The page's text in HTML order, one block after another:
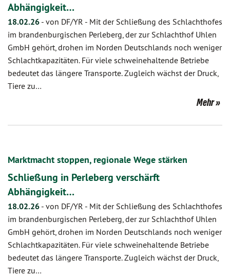
Abhängigkeit…
18.02.26 - von DF/YR - Mit der Schließung des Schlachthofes
im brandenburgischen Perleberg, der zur Schlachthof Uhlen
GmbH gehört, drohen im Norden Deutschlands noch weniger
Schlachtkapazitäten. Für viele schweinehaltende Betriebe
bedeutet das längere Transporte. Zugleich wächst der Druck,
Tiere zu…
Mehr
Marktmacht stoppen, regionale Wege stärken
Schließung in Perleberg verschärft
Abhängigkeit…
18.02.26 - von DF/YR - Mit der Schließung des Schlachthofes
im brandenburgischen Perleberg, der zur Schlachthof Uhlen
GmbH gehört, drohen im Norden Deutschlands noch weniger
Schlachtkapazitäten. Für viele schweinehaltende Betriebe
bedeutet das längere Transporte. Zugleich wächst der Druck,
Tiere zu…